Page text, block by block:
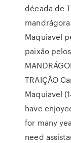
década de
Maquiavel
paixão
TRAIÇÃO
Maquiavel
have
for many
need